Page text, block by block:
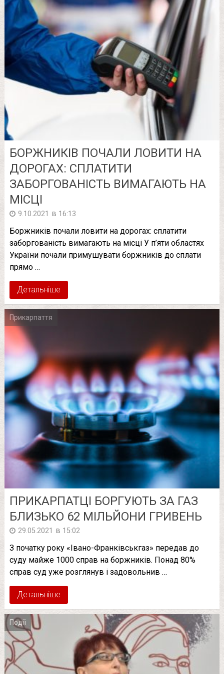
БОРЖНИКІВ ПОЧАЛИ ЛОВИТИ НА
ДОРОГАХ: СПЛАТИТИ
ЗАБОРГОВАНІСТЬ ВИМАГАЮТЬ НА
МІСЦІ
9.10.2021 в 16:13
Боржників почали ловити на дорогах: сплатити
заборгованість вимагають на місці У п’яти областях
України почали примушувати боржників до сплати
прямо …
Детальніше
Прикарпаття
ПРИКАРПАТЦІ БОРГУЮТЬ ЗА ГАЗ
БЛИЗЬКО 62 МІЛЬЙОНИ ГРИВЕНЬ
29.05.2021 в 15:02
З початку року «Івано-Франківськгаз» передав до
суду майже 1000 справ на боржників. Понад 80%
справ суд уже розглянув і задовольнив …
Детальніше
Події